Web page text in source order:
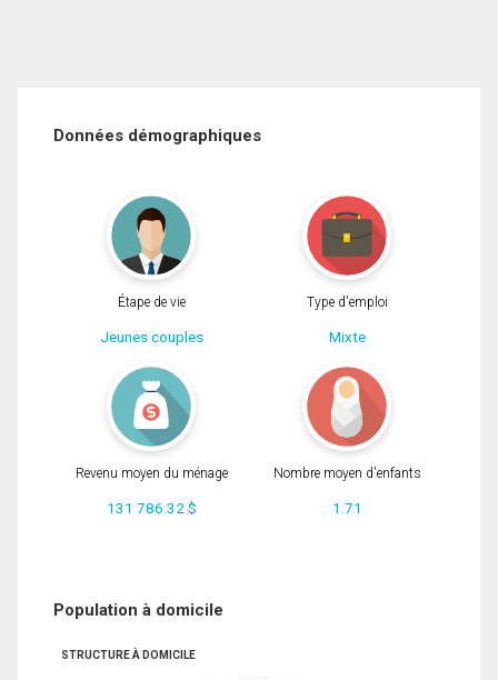
Données démographiques
Étape de vie
Jeunes couples
Type d'emploi
Mixte
Revenu moyen du ménage
131 786.32 $
Nombre moyen d'enfants
1.71
Population à domicile
STRUCTURE À DOMICILE